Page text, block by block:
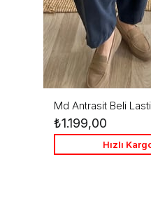
₺1.199,00
Hızlı